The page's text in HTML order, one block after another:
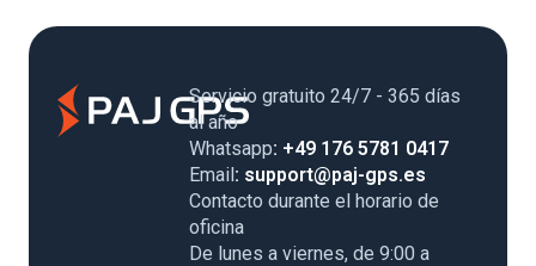
Servicio gratuito 24/7 - 365 días
al año
Whatsapp: +49 176 5781 0417
Email: support@paj-gps.es
Contacto durante el horario de
oficina
De lunes a viernes, de 9:00 a